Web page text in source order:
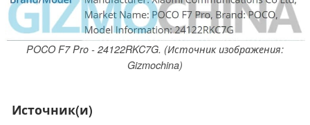
POCO F7 Pro - 24122RKC7G. (Источник изображения:
Gizmochina)
Источник(и)